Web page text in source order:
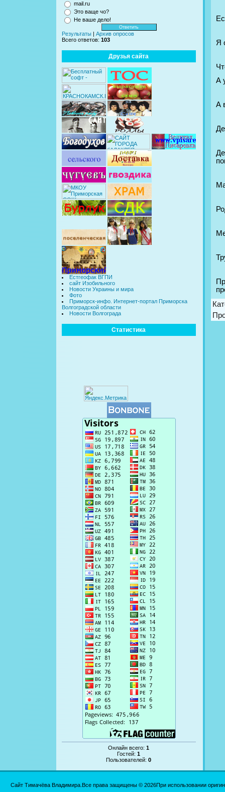
mail.ru
Это ваще чо?
Не ваше дело!
Результаты
Архив опросов
Всего ответов: 103
Друзья сайта
Естгеофак ВГПИ
сайт Изобильного
Новости Украины и мира
Фото
Приморск-инфо. Интернет-портал Приморска
Волгоградской области
Новости Волгограда
Статистика
Онлайн всего:1
Гостей:1
Пользователей:0
Я
А
А
Сайт Тимачёва Владимира.Все права защищены © 2026При использовании